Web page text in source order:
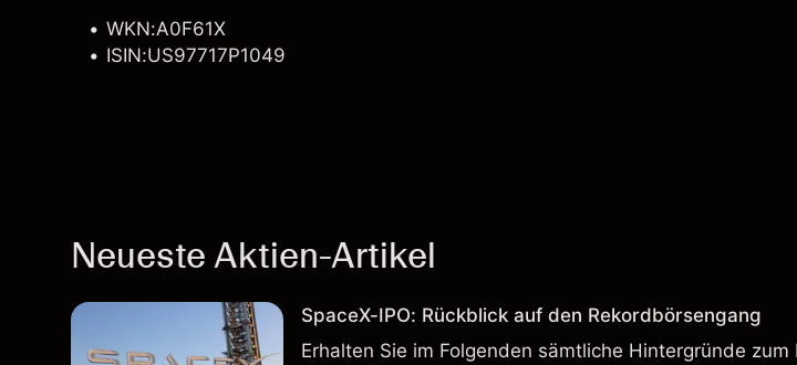
WKN:A0F61X
ISIN:US97717P1049
Neueste Aktien-Artikel
SpaceX-IPO: Rückblick auf den Rekordbörsengang
Erhalten Sie im Folgenden sämtliche Hintergründe zum